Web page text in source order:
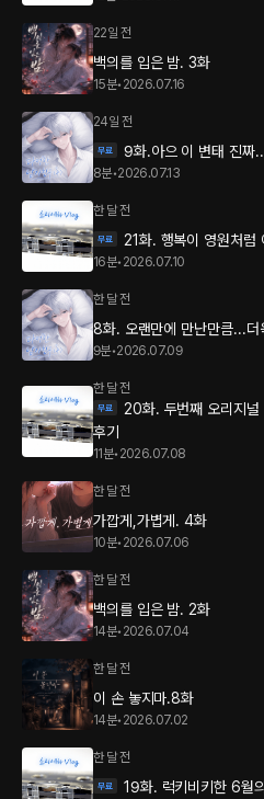
22일 전
백의를 입은 밤. 3화
15분• 2026.07.16
24일 전
9화.아으 이 변태 진짜
8분•2026.07.13
한 달 전
21화. 행복이 영원처럼
16분• 2026.07.10
한 달 전
8화. 오랜만에 만난만큼...더
9분•2026.07.09
한 달 전
20화. 두번째 오리지널
후기
11분• 2026.07.08
한 달 전
가깝게,가볍게. 4화
10분• 2026.07.06
한 달 전
백의를 입은 밤. 2화
14분• 2026.07.04
한 달 전
이 손 놓지마.8화
14분• 2026.07.02
한 달 전
19화. 럭키비키한 6월